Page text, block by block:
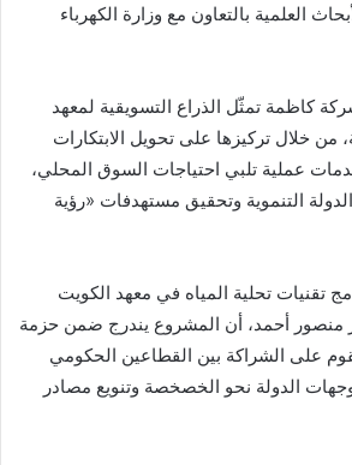
العلمية بالتعاون مع وزارة الكهرباء
كاظمة تمثّل الذراع التسويقية لمعهد
من خلال تركيزها على تحويل الابتكارات
عملية تلبي احتياجات السوق المحلي،
التنموية وتحقيق مستهدفات «رؤية
تقنيات تحلية المياه في معهد الكويت
منصور أحمد، أن المشروع يندرج ضمن حزمة
على الشراكة بين القطاعين الحكومي
الدولة نحو الخصخصة وتنويع مصادر